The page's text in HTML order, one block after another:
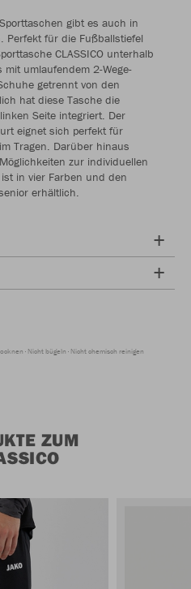
gibt es auch in
Perfekt für die Fußballstiefel
CLASSICO unterhalb
umlaufendem 2-Wege-
getrennt von den
hat diese Tasche die
Seite integriert. Der
eignet sich perfekt für
Tragen. Darüber hinaus
zur individuellen
in vier Farben und den
erhältlich.
Nicht bügeln Nicht chemisch reinigen
ZUM